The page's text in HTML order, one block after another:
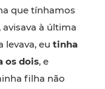
que tínhamos
à última
levava, eu tinha
os dois, e
filha não